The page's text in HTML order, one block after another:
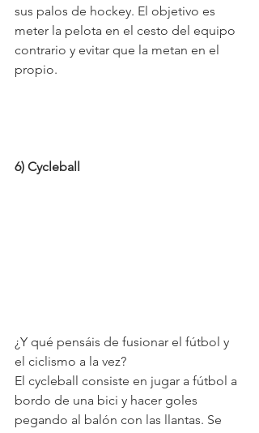
sus palos de hockey. El objetivo es
meter la pelota en el cesto del equipo
contrario y evitar que la metan en el
propio.
6) Cycleball
¿Y qué pensáis de fusionar el fútbol y
el ciclismo a la vez?
El cycleball consiste en jugar a fútbol a
bordo de una bici y hacer goles
pegando al balón con las llantas. Se